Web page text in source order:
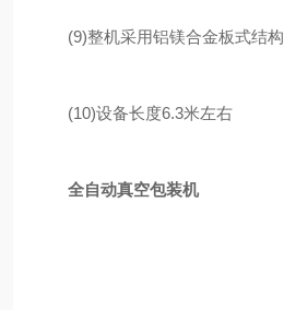
(9)整机采用铝镁合金板式结构
(10)设备长度6.3米左右
全自动真空包装机